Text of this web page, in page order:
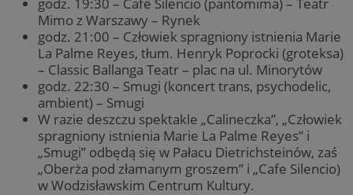
Mimo z Warszawy – Rynek
godz. 21:00 – Człowiek spragniony istnienia Marie
La Palme Reyes, tłum. Henryk Poprocki (groteksa)
– Classic Ballanga Teatr – plac na ul. Minorytów
godz. 22:30 – Smugi (koncert trans, psychodelic,
ambient) – Smugi
W razie deszczu spektakle „Calineczka”, „Człowiek
spragniony istnienia Marie La Palme Reyes” i
„Smugi” odbędą się w Pałacu Dietrichsteinów, zaś
„Oberża pod złamanym groszem” i „Cafe Silencio)
w Wodzisławskim Centrum Kultury.